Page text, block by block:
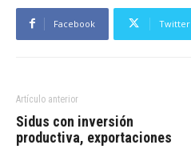
Facebook Twitter
Artículo anterior
Sidus con inversión
productiva, exportaciones